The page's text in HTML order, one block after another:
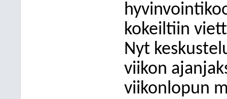
kokeiltiin
Nyt
viikon
viikonlopun